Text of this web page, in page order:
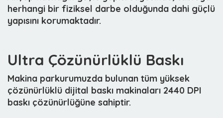
herhangi bir fiziksel darbe olduğunda dahi güçlü
yapısını korumaktadır.
Ultra Çözünürlüklü Baskı
Makina parkurumuzda bulunan tüm yüksek
çözünürlüklü dijital baskı makinaları 2440 DPI
baskı çözünürlüğüne sahiptir.